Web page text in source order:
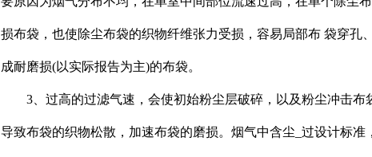
损布袋，也使除尘布袋的织物纤维张力受损，容易局部布 袋穿孔
成耐磨损(以实际报告为主)的布袋。
3、过高的过滤气速，会使初始粉尘层破碎，以及粉尘冲击
导致布袋的织物松散，加速布袋的磨损。烟气中含尘_过设计标